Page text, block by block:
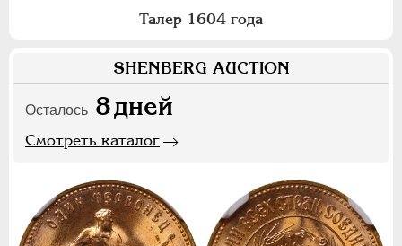
Талер 1604 года
SHENBERG AUCTION
Осталось 8дней
Смотреть каталог